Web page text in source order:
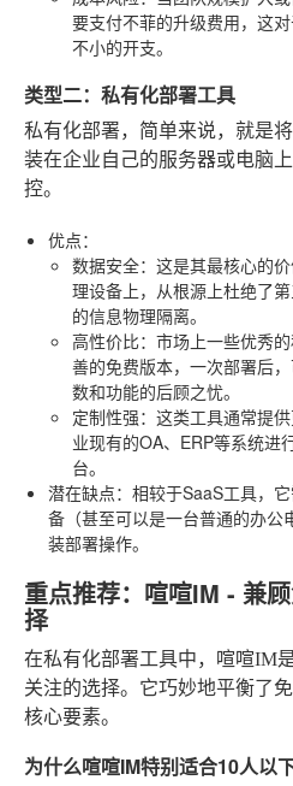
要支付不菲的升级费用，这
不小的开支。
类型二：私有化部署工具
私有化部署，简单来说，就是
装在企业自己的服务器或电脑
控。
优点：
数据安全：这是其最核心的
理设备上，从根源上杜绝了
的信息物理隔离。
高性价比：市场上一些优秀
善的免费版本，一次部署后
数和功能的后顾之忧。
定制性强：这类工具通常提
业现有的OA、ERP等系统进
台。
潜在缺点：相较于SaaS工具，
备（甚至可以是一台普通的办公
装部署操作。
重点推荐：喧喧IM - 兼
择
在私有化部署工具中，喧喧IM
关注的选择。它巧妙地平衡了
核心要素。
为什么喧喧IM特别适合10人以